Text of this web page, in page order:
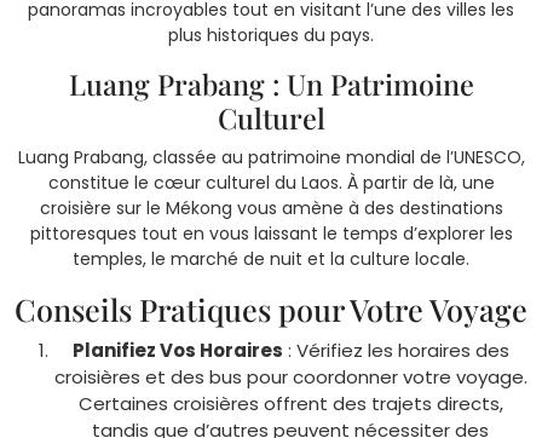
panoramas incroyables tout en visitant l’une des villes les
plus historiques du pays.
Luang Prabang : Un Patrimoine
Culturel
Luang Prabang, classée au patrimoine mondial de l’UNESCO,
constitue le cœur culturel du Laos. À partir de là, une
croisière sur le Mékong vous amène à des destinations
pittoresques tout en vous laissant le temps d’explorer les
temples, le marché de nuit et la culture locale.
Conseils Pratiques pour Votre Voyage
Planifiez Vos Horaires : Vérifiez les horaires des
croisières et des bus pour coordonner votre voyage.
Certaines croisières offrent des trajets directs,
tandis que d’autres peuvent nécessiter des